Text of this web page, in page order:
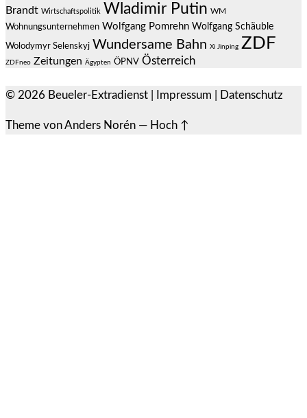
Brandt Wirtschaftspolitik Wladimir Putin WM
Wohnungsunternehmen Wolfgang Pomrehn Wolfgang Schäuble
Wolodymyr Selenskyj Wundersame Bahn Xi Jinping ZDF
ZDFneo Zeitungen Ägypten ÖPNV Österreich
© 2026 Beueler-Extradienst Impressum Datenschutz
Theme vonAnders Norén — Hoch ↑